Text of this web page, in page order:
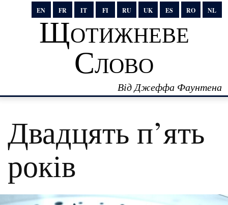
EN FR IT FI RU UK ES RO NL
Щотижневе
Слово
Від Джеффа Фаунтена
Двадцять п’ять
років